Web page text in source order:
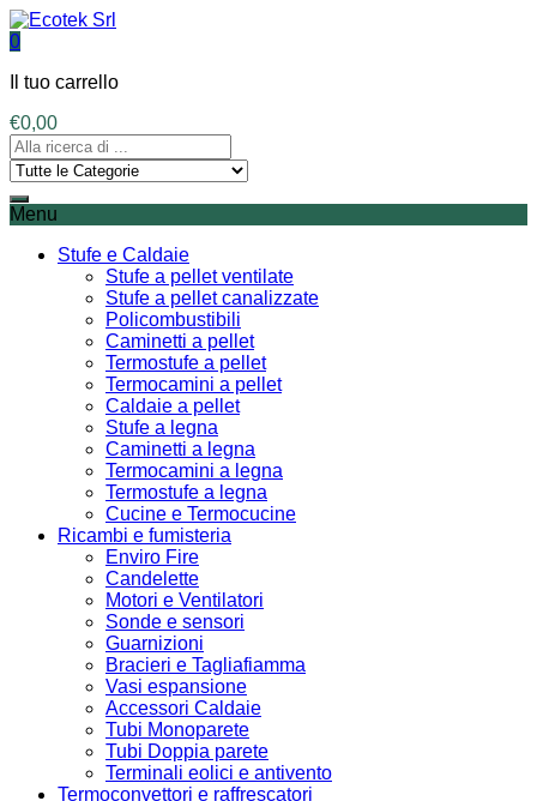
0
Il tuo carrello
€0,00
Menu
Stufe e Caldaie
Stufe a pellet ventilate
Stufe a pellet canalizzate
Policombustibili
Caminetti a pellet
Termostufe a pellet
Termocamini a pellet
Caldaie a pellet
Stufe a legna
Caminetti a legna
Termocamini a legna
Termostufe a legna
Cucine e Termocucine
Ricambi e fumisteria
Enviro Fire
Candelette
Motori e Ventilatori
Sonde e sensori
Guarnizioni
Bracieri e Tagliafiamma
Vasi espansione
Accessori Caldaie
Tubi Monoparete
Tubi Doppia parete
Terminali eolici e antivento
Termoconvettori e raffrescatori